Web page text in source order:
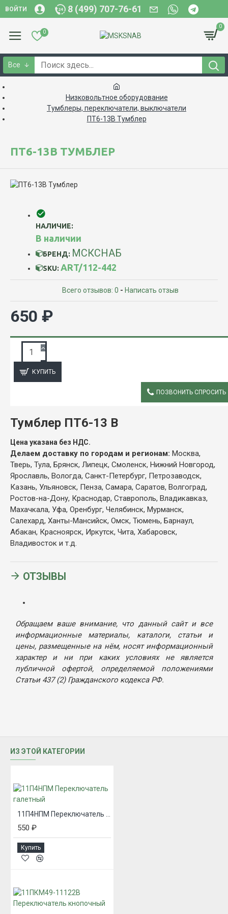
ВОЙТИ 8 (499) 707-76-61
0
0
Все
Низковольтное оборудование
Тумблеры, переключатели, выключатели
ПТ6-13В Тумблер
ПТ6-13В ТУМБЛЕР
НАЛИЧИЕ:
В наличии
БРЕНД: МСКСНАБ
SKU: ART/112-442
Всего отзывов: 0 - Написать отзыв
650 ₽
КУПИТЬ
ПОЗВОНИТЬ СПРОСИТЬ
Тумблер ПТ6-13 В
Цена указана без НДС.
Делаем доставку по городам и регионам: Москва,
Тверь, Тула, Брянск, Липецк, Смоленск, Нижний Новгород,
Ярославль, Вологда, Санкт-Петербург, Петрозаводск,
Казань, Ульяновск, Пенза, Самара, Саратов, Волгоград,
Ростов-на-Дону, Краснодар, Ставрополь, Владикавказ,
Махачкала, Уфа, Оренбург, Челябинск, Мурманск,
Салехард, Ханты-Мансийск, Омск, Тюмень, Барнаул,
Абакан, Красноярск, Иркутск, Чита, Хабаровск,
Владивосток и т.д.
ОТЗЫВЫ
Обращаем ваше внимание, что данный сайт и все
информационные материалы, каталоги, статьи и
цены, размещенные на нём, носят информационный
характер и ни при каких условиях не является
публичной офертой, определяемой положениями
Статьи 437 (2) Гражданского кодекса РФ.
ИЗ ЭТОЙ КАТЕГОРИИ
550 ₽
Купить